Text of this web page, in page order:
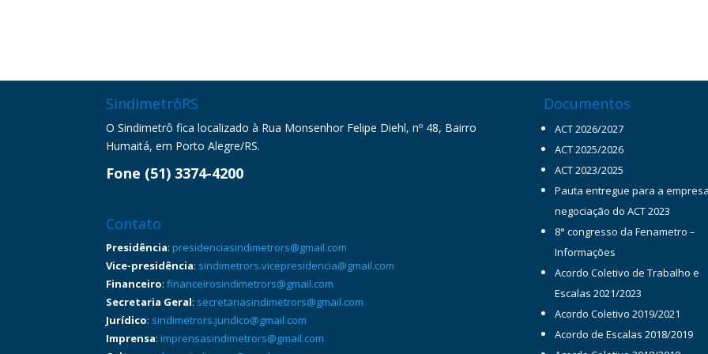
SindimetrôRS
O Sindimetrô fica localizado à Rua Monsenhor Felipe Diehl, nº 48, Bairro
Humaitá, em Porto Alegre/RS.
Fone (51) 3374-4200
Contato
Presidência: presidenciasindimetrors@gmail.com
Vice-presidência: sindimetrors.vicepresidencia@gmail.com
Financeiro:financeirosindimetrors@gmail.com
Secretaria Geral: secretariasindimetrors@gmail.com
Jurídico: sindimetrors.juridico@gmail.com
Imprensa: imprensasindimetrors@gmail.com
Documentos
ACT 2026/2027
ACT 2025/2026
ACT 2023/2025
Pauta entregue para a
negociação do ACT 2023
8° congresso da Fenametro –
Informações
Acordo Coletivo de Trabalho e
Escalas 2021/2023
Acordo Coletivo 2019/2021
Acordo de Escalas 2018/2019